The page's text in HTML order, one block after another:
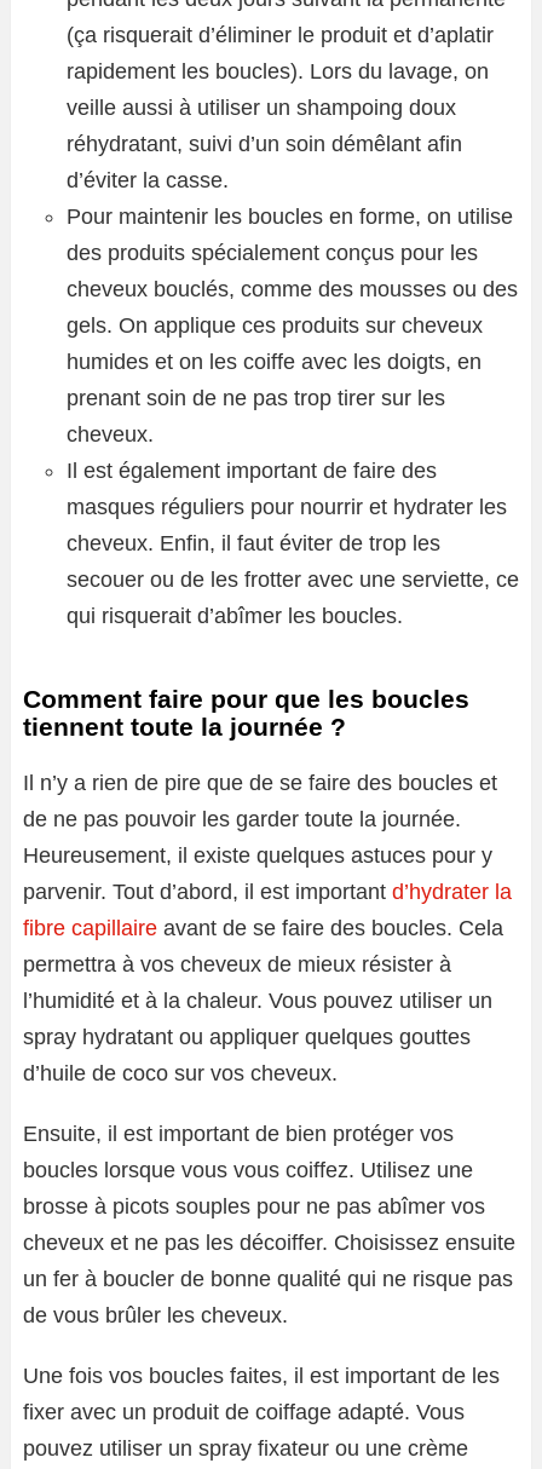
(ça risquerait d’éliminer le produit et d’aplatir
rapidement les boucles). Lors du lavage, on
veille aussi à utiliser un shampoing doux
réhydratant, suivi d’un soin démêlant afin
d’éviter la casse.
Pour maintenir les boucles en forme, on utilise
des produits spécialement conçus pour les
cheveux bouclés, comme des mousses ou des
gels. On applique ces produits sur cheveux
humides et on les coiffe avec les doigts, en
prenant soin de ne pas trop tirer sur les
cheveux.
Il est également important de faire des
masques réguliers pour nourrir et hydrater les
cheveux. Enfin, il faut éviter de trop les
secouer ou de les frotter avec une serviette, ce
qui risquerait d’abîmer les boucles.
Comment faire pour que les boucles
tiennent toute la journée ?
Il n’y a rien de pire que de se faire des boucles et
de ne pas pouvoir les garder toute la journée.
Heureusement, il existe quelques astuces pour y
parvenir. Tout d’abord, il est important d’hydrater la
fibre capillaire avant de se faire des boucles. Cela
permettra à vos cheveux de mieux résister à
l’humidité et à la chaleur. Vous pouvez utiliser un
spray hydratant ou appliquer quelques gouttes
d’huile de coco sur vos cheveux.
Ensuite, il est important de bien protéger vos
boucles lorsque vous vous coiffez. Utilisez une
brosse à picots souples pour ne pas abîmer vos
cheveux et ne pas les décoiffer. Choisissez ensuite
un fer à boucler de bonne qualité qui ne risque pas
de vous brûler les cheveux.
Une fois vos boucles faites, il est important de les
fixer avec un produit de coiffage adapté. Vous
pouvez utiliser un spray fixateur ou une crème